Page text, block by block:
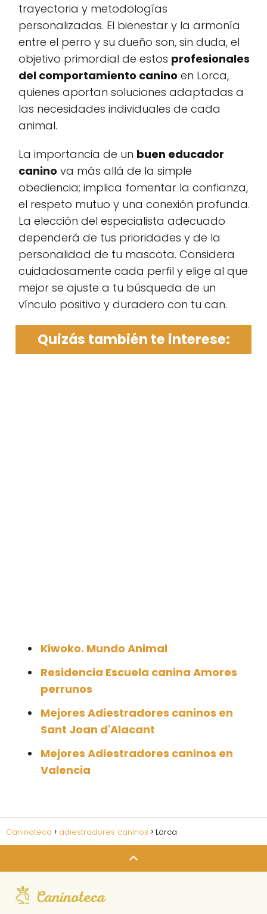
trayectoria y metodologías
personalizadas. El bienestar y la armonía
entre el perro y su dueño son, sin duda, el
objetivo primordial de estos profesionales
del comportamiento canino en Lorca,
quienes aportan soluciones adaptadas a
las necesidades individuales de cada
animal.
La importancia de un buen educador
canino va más allá de la simple
obediencia; implica fomentar la confianza,
el respeto mutuo y una conexión profunda.
La elección del especialista adecuado
dependerá de tus prioridades y de la
personalidad de tu mascota. Considera
cuidadosamente cada perfil y elige al que
mejor se ajuste a tu búsqueda de un
vínculo positivo y duradero con tu can.
Quizás también te interese:
Kiwoko. Mundo Animal
Residencia Escuela canina Amores
perrunos
Mejores Adiestradores caninos en
Sant Joan d'Alacant
Mejores Adiestradores caninos en
Valencia
Caninoteca adiestradores caninos Lorca